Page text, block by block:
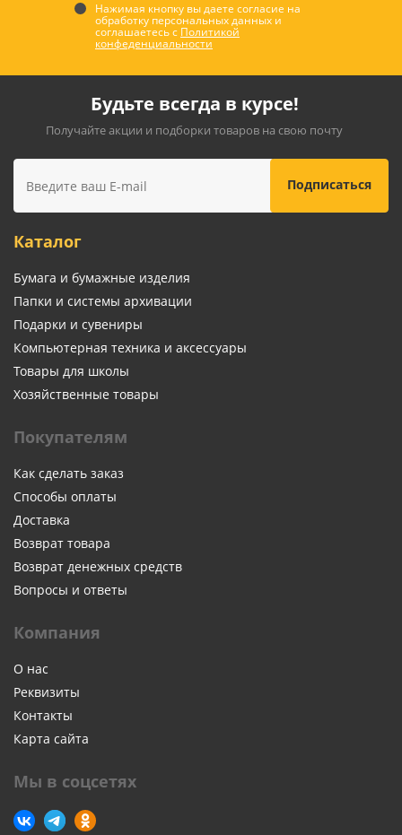
Нажимая кнопку вы даете согласие на
обработку персональных данных и
соглашаетесь с Политикой
конфеденциальности
Будьте всегда в курсе!
Получайте акции и подборки товаров на свою почту
Каталог
Бумага и бумажные изделия
Папки и системы архивации
Подарки и сувениры
Компьютерная техника и аксессуары
Товары для школы
Хозяйственные товары
Покупателям
Как сделать заказ
Способы оплаты
Доставка
Возврат товара
Возврат денежных средств
Вопросы и ответы
Компания
О нас
Реквизиты
Контакты
Карта сайта
Мы в соцсетях